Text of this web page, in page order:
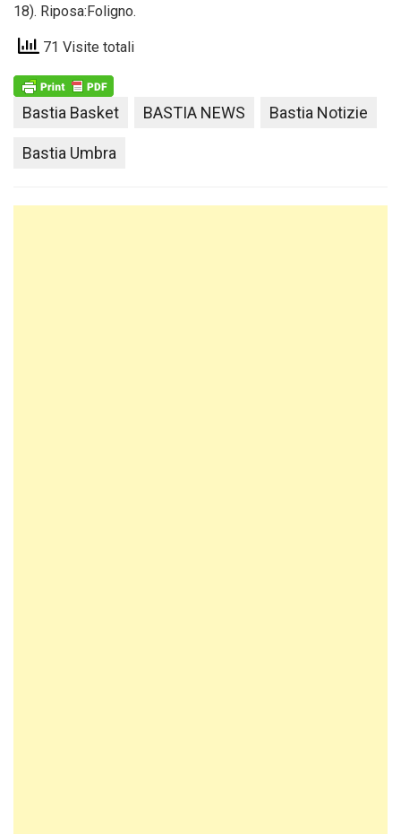
18). Riposa:Foligno.
71 Visite totali
Bastia Basket BASTIA NEWS Bastia Notizie
Bastia Umbra